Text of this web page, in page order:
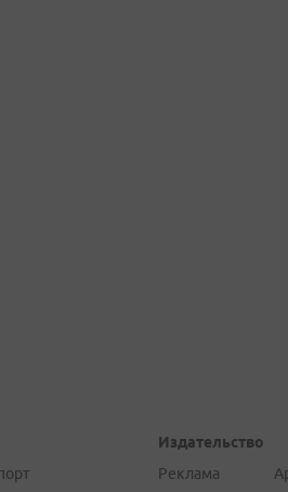
Издательство
Реклама